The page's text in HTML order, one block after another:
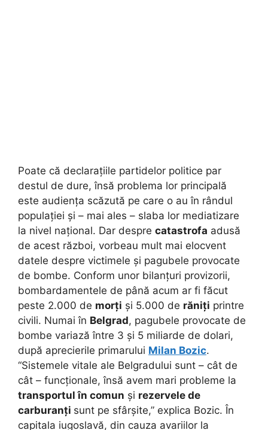
Poate că declarațiile partidelor politice par
destul de dure, însă problema lor principală
este audiența scăzută pe care o au în rândul
populației și – mai ales – slaba lor mediatizare
la nivel național. Dar despre catastrofa adusă
de acest război, vorbeau mult mai elocvent
datele despre victimele și pagubele provocate
de bombe. Conform unor bilanțuri provizorii,
bombardamentele de până acum ar fi făcut
peste 2.000 de morți și 5.000 de răniți printre
civili. Numai în Belgrad, pagubele provocate de
bombe variază între 3 și 5 miliarde de dolari,
după aprecierile primarului Milan Bozic.
“Sistemele vitale ale Belgradului sunt – cât de
cât – funcționale, însă avem mari probleme la
transportul în comun și rezervele de
carburanți sunt pe sfârșite,” explica Bozic. În
capitala iugoslavă, din cauza avariilor la